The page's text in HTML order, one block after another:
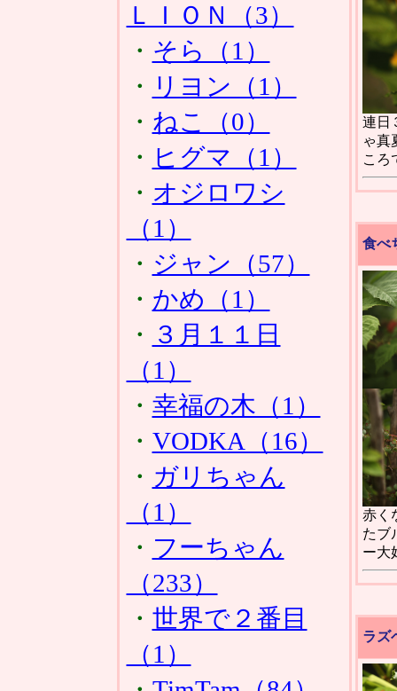
ＬＩＯＮ（3）
・ そら（1）
・ リヨン（1）
・ ねこ（0）
・ ヒグマ（1）
・ オジロワシ
（1）
・ ジャン（57）
・ かめ（1）
・ ３月１１日
（1）
・ 幸福の木（1）
・ VODKA（16）
・ ガリちゃん
（1）
・ フーちゃん
（233）
・ 世界で２番目
（1）
連日
ゃ真
ころ
食べ
赤く
たブ
ー大
ラズ